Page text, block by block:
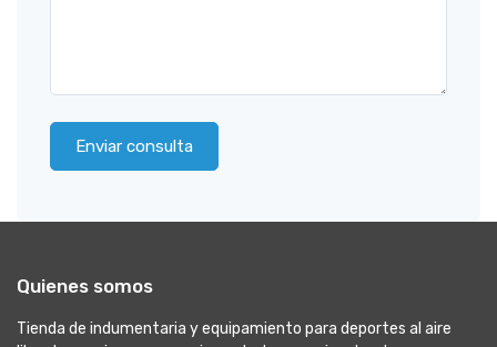
Enviar consulta
Quienes somos
Tienda de indumentaria y equipamiento para deportes al aire